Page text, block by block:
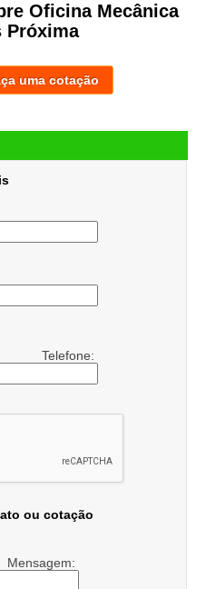
Oficina Mecânica
Próxima
uma cotação
Telefone:
ou cotação
Mensagem: